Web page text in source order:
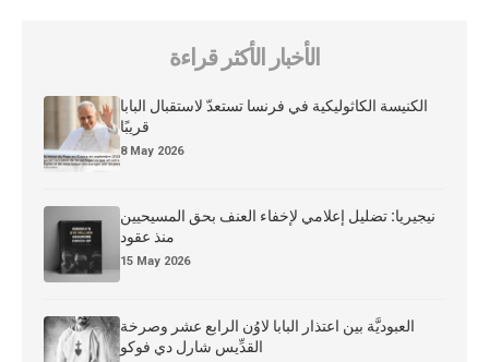
الأخبار الأكثر قراءة
الكنيسة الكاثوليكية في فرنسا تستعدّ لاستقبال البابا
قريبًا
8 May 2026
نيجيريا: تضليل إعلامي لإخفاء العنف بحق المسيحيين
منذ عقود
15 May 2026
العبوديَّة بين اعتذار البابا لاوُن الرابع عشر وصرخة
القدِّيس شارل دي فوكو